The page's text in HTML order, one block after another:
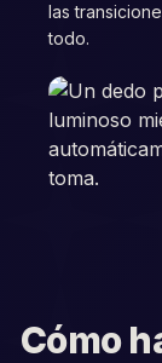
las
todo.
Cómo